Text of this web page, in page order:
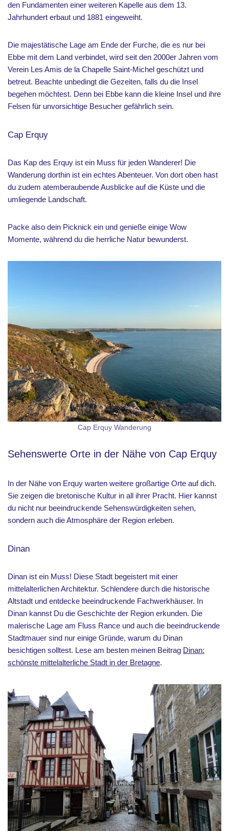
den Fundamenten einer weiteren Kapelle aus dem 13.
Jahrhundert erbaut und 1881 eingeweiht.
Die majestätische Lage am Ende der Furche, die es nur bei
Ebbe mit dem Land verbindet, wird seit den 2000er Jahren vom
Verein Les Amis de la Chapelle Saint-Michel geschützt und
betreut. Beachte unbedingt die Gezeiten, falls du die Insel
begehen möchtest. Denn bei Ebbe kann die kleine Insel und ihre
Felsen für unvorsichtige Besucher gefährlich sein.
Cap Erquy
Das Kap des Erquy ist ein Muss für jeden Wanderer! Die
Wanderung dorthin ist ein echtes Abenteuer. Von dort oben hast
du zudem atemberaubende Ausblicke auf die Küste und die
umliegende Landschaft.
Packe also dein Picknick ein und genieße einige Wow
Momente, während du die herrliche Natur bewunderst.
Cap Erquy Wanderung
Sehenswerte Orte in der Nähe von Cap Erquy
In der Nähe von Erquy warten weitere großartige Orte auf dich.
Sie zeigen die bretonische Kultur in all ihrer Pracht. Hier kannst
du nicht nur beeindruckende Sehenswürdigkeiten sehen,
sondern auch die Atmosphäre der Region erleben.
Dinan
Dinan ist ein Muss! Diese Stadt begeistert mit einer
mittelalterlichen Architektur. Schlendere durch die historische
Altstadt und entdecke beeindruckende Fachwerkhäuser. In
Dinan kannst Du die Geschichte der Region erkunden. Die
malerische Lage am Fluss Rance und auch die beeindruckende
Stadtmauer sind nur einige Gründe, warum du Dinan
besichtigen solltest. Lese am besten meinen Beitrag Dinan:
schönste mittelalterliche Stadt in der Bretagne.